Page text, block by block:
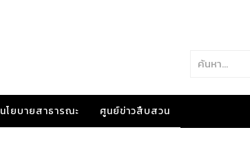
โยบายสาธารณะ ศูนย์ข่าวสืบสวน